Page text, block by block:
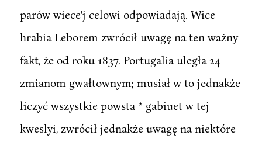
parów wiece'j celowi odpowiadają. Wice
hrabia Leborem zwrócił uwagę na ten ważny
fakt, że od roku 1837. Portugalia uległa 24
zmianom gwałtownym; musiał w to jednakże
liczyć wszystkie powsta * gabiuet w tej
kweslyi, zwrócił jednakże uwagę na niektóre